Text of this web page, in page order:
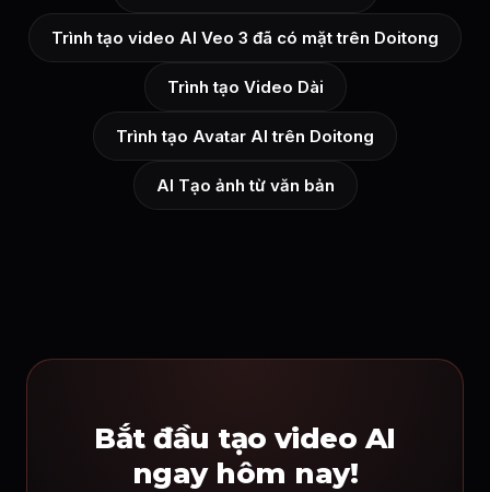
Trình tạo video AI Veo 3 đã có mặt trên Doitong
Trình tạo Video Dài
Trình tạo Avatar AI trên Doitong
AI Tạo ảnh từ văn bản
Bắt đầu tạo video AI
ngay hôm nay!